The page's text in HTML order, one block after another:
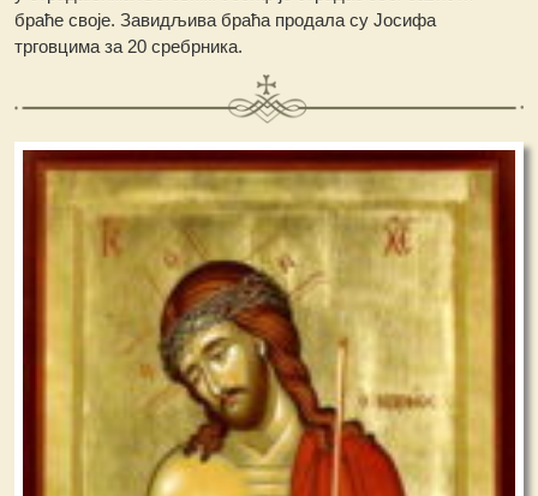
браће своје. Завидљива браћа продала су Јосифа
трговцима за 20 сребрника.